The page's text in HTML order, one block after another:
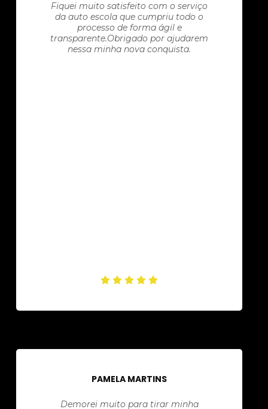
Fiquei muito satisfeito com o serviço
da auto escola que cumpriu todo o
processo de forma ágil e
transparente.Obrigado por ajudarem
nessa minha nova conquista.
PAMELA MARTINS
Demorei muito para tirar minha